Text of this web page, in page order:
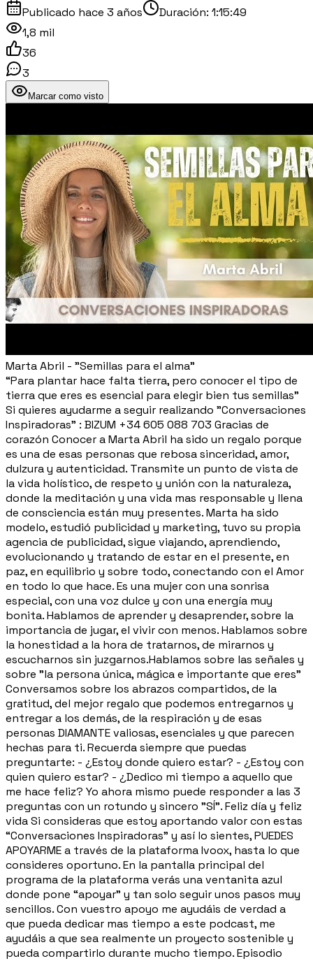
Publicado hace 3 años Duración: 1:15:49
1,8 mil
36
3
Marcar como visto
Marta Abril - "Semillas para el alma"
“Para plantar hace falta tierra, pero conocer el tipo de
tierra que eres es esencial para elegir bien tus semillas”
Si quieres ayudarme a seguir realizando "Conversaciones
Inspiradoras" : BIZUM +34 605 088 703 Gracias de
corazón Conocer a Marta Abril ha sido un regalo porque
es una de esas personas que rebosa sinceridad, amor,
dulzura y autenticidad. Transmite un punto de vista de
la vida holístico, de respeto y unión con la naturaleza,
donde la meditación y una vida mas responsable y llena
de consciencia están muy presentes. Marta ha sido
modelo, estudió publicidad y marketing, tuvo su propia
agencia de publicidad, sigue viajando, aprendiendo,
evolucionando y tratando de estar en el presente, en
paz, en equilibrio y sobre todo, conectando con el Amor
en todo lo que hace. Es una mujer con una sonrisa
especial, con una voz dulce y con una energía muy
bonita. Hablamos de aprender y desaprender, sobre la
importancia de jugar, el vivir con menos. Hablamos sobre
la honestidad a la hora de tratarnos, de mirarnos y
escucharnos sin juzgarnos.Hablamos sobre las señales y
sobre "la persona única, mágica e importante que eres"
Conversamos sobre los abrazos compartidos, de la
gratitud, del mejor regalo que podemos entregarnos y
entregar a los demás, de la respiración y de esas
personas DIAMANTE valiosas, esenciales y que parecen
hechas para ti. Recuerda siempre que puedas
preguntarte: - ¿Estoy donde quiero estar? - ¿Estoy con
quien quiero estar? - ¿Dedico mi tiempo a aquello que
me hace feliz? Yo ahora mismo puede responder a las 3
preguntas con un rotundo y sincero "SÍ". Feliz día y feliz
vida Si consideras que estoy aportando valor con estas
“Conversaciones Inspiradoras” y así lo sientes, PUEDES
APOYARME a través de la plataforma Ivoox, hasta lo que
consideres oportuno. En la pantalla principal del
programa de la plataforma verás una ventanita azul
donde pone “apoyar” y tan solo seguir unos pasos muy
sencillos. Con vuestro apoyo me ayudáis de verdad a
que pueda dedicar mas tiempo a este podcast, me
ayudáis a que sea realmente un proyecto sostenible y
pueda compartirlo durante mucho tiempo. Episodio